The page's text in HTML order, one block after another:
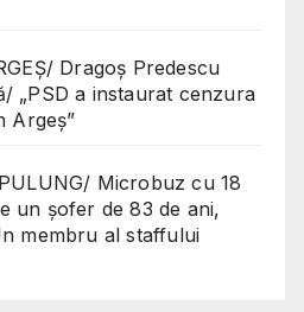
Dragoș Predescu
„PSD a instaurat cenzura
Argeș”
Microbuz cu 18
un șofer de 83 de ani,
membru al staffului